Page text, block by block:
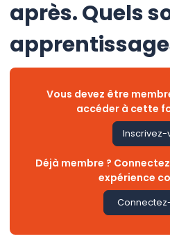
après. Quels
Vous devez être
accéder à cette
Inscrivez-
Déjà membre ?
expérience